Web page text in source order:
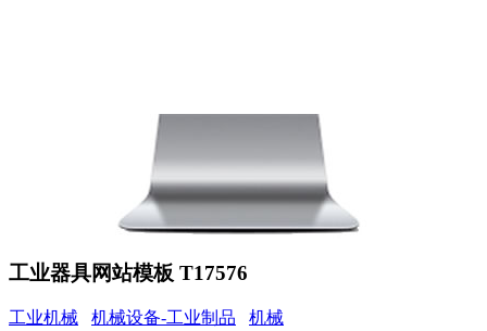
工业器具网站模板 T17576
工业机械 机械设备-工业制品 机械